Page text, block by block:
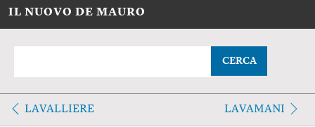
IL NUOVO DE MAURO
CERCA
LAVALLIERE LAVAMANI